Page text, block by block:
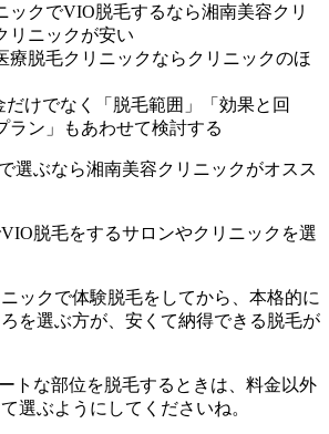
ックでVIO脱毛するなら湘南美容クリ
リニックが安い
療脱毛クリニックなら クリニックのほ
けでなく
「脱毛範囲」「効果と回
ン」
もあわせて検討する
選ぶなら湘南美容クリニックがオスス
脱毛をするサロンやクリニックを選
ックで体験脱毛をしてから、本格的に
を選ぶ方が、安くて納得できる脱毛が
トな部位を脱毛するときは、料金以外
選ぶようにしてくださいね。